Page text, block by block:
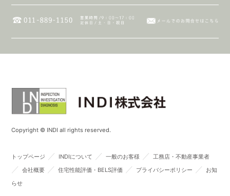
Copyright © INDI all rights reserved.
トップページ ／ INDIについて ／ 一般のお客様 ／ 工務店・不動産事業者
／ 会社概要 ／ 住宅性能評価・BELS評価 ／ プライバシーポリシー ／
お知
らせ